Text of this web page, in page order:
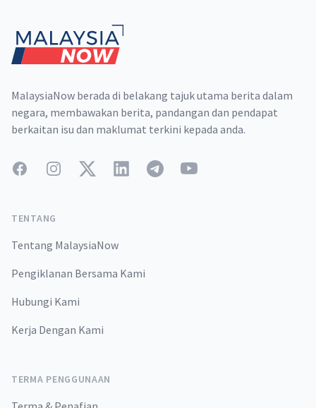
MalaysiaNow berada di belakang tajuk utama berita dalam
negara, membawakan berita, pandangan dan pendapat
berkaitan isu dan maklumat terkini kepada anda.
FacebookInstagramTwitterLinkedInTelegramYouTube
TENTANG
Tentang MalaysiaNow
Pengiklanan Bersama Kami
Hubungi Kami
Kerja Dengan Kami
TERMA PENGGUNAAN